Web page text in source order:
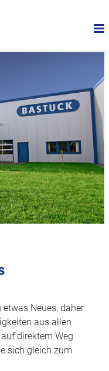
Neues, daher
aus allen
direktem Weg
sich gleich zum